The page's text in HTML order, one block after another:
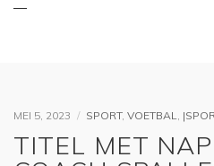
MEI 5, 2023 SPORT, VOETBAL,
TITEL MET